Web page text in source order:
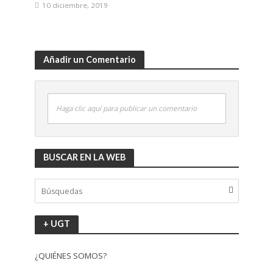
10 diciembre, 2019
Añadir un Comentario
Haga clic aquí para publicar un comentario
BUSCAR EN LA WEB
+ UGT
¿QUIÉNES SOMOS?